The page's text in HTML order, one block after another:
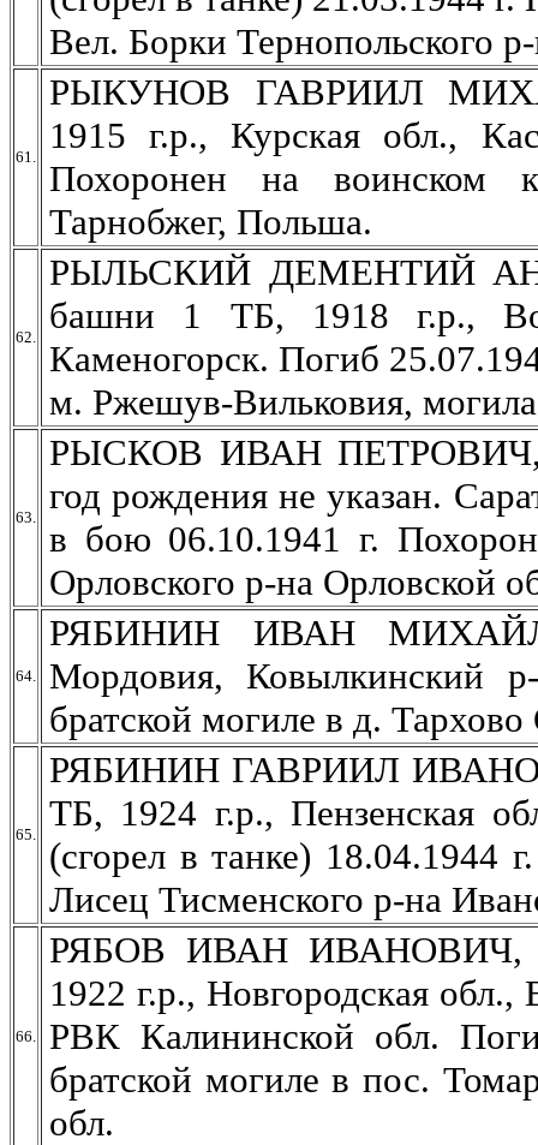
Вел. Борки Тернопольского
61.
РЫКУНОВ ГАВРИИЛ
1915 г.р., Курская обл.,
Похоронен на воинском
Тарнобжег, Польша.
62.
РЫЛЬСКИЙ ДЕМЕНТИЙ
башни 1 ТБ, 1918 г.р.,
Каменогорск. Погиб
м. Ржешув-Вильковия,
63.
РЫСКОВ ИВАН ПЕТРОВИЧ,
год рождения не указан.
в бою 06.10.1941 г.
Орловского р-на Орловской
64.
РЯБИНИН ИВАН
Мордовия, Ковылкинский
братской могиле в д.
65.
РЯБИНИН ГАВРИИЛ
ТБ, 1924 г.р., Пензенская
(сгорел в танке) 18.04.1944
Лисец Тисменского р-на
66.
РЯБОВ ИВАН ИВАНОВИЧ,
1922 г.р., Новгородская
РВК Калининской обл.
братской могиле в пос.
обл.